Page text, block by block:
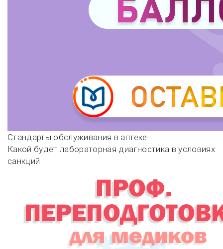
Навигация
по
записям
Стандарты обслуживания в аптеке
Какой будет лабораторная диагностика в условиях
санкций